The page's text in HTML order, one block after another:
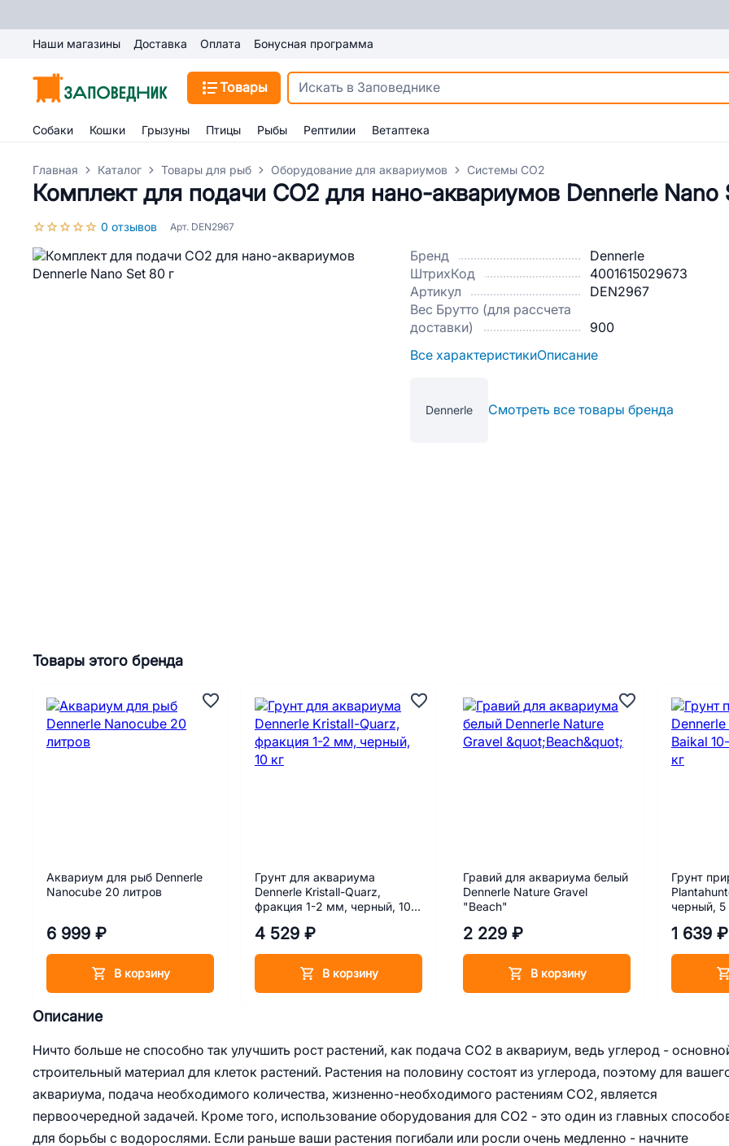
Наши магазины Доставка Оплата Бонусная программа
Товары
Собаки Кошки Грызуны Птицы Рыбы Рептилии Ветаптека
Главная Каталог Товары для рыб Оборудование для аквариумов Системы CO2
Комплект для подачи СО2 для нано-аквариумов Dennerle Nano
0 отзывов Арт. DEN2967
Бренд
Dennerle
ШтрихКод
4001615029673
Артикул
DEN2967
Вес Брутто (для рассчета
доставки)
900
Все характеристикиОписание
Dennerle Смотреть все товары бренда
Описание
Ничто больше не способно так улучшить рост растений, как подача CO2 в аквариум, ведь углерод -
строительный материал для клеток растений. Растения на половину состоят из углерода, поэтому для
аквариума, подача необходимого количества, жизненно-необходимого растениям CO2, является
первоочередной задачей. Кроме того, использование оборудования для СО2 - это один из главных
для борьбы с водорослями. Если раньше ваши растения погибали или росли очень медленно - начните
Товары этого бренда
Аквариум для рыб Dennerle
Nanocube 20 литров
6 999 ₽
В корзину
Грунт для аквариума
Dennerle Kristall-Quarz,
фракция 1-2 мм, черный, 10
4 529 ₽
В корзину
Гравий для аквариума белый
Dennerle Nature Gravel
"Beach"
2 229 ₽
В корзину
Грунт
черный, 5
1 639 ₽